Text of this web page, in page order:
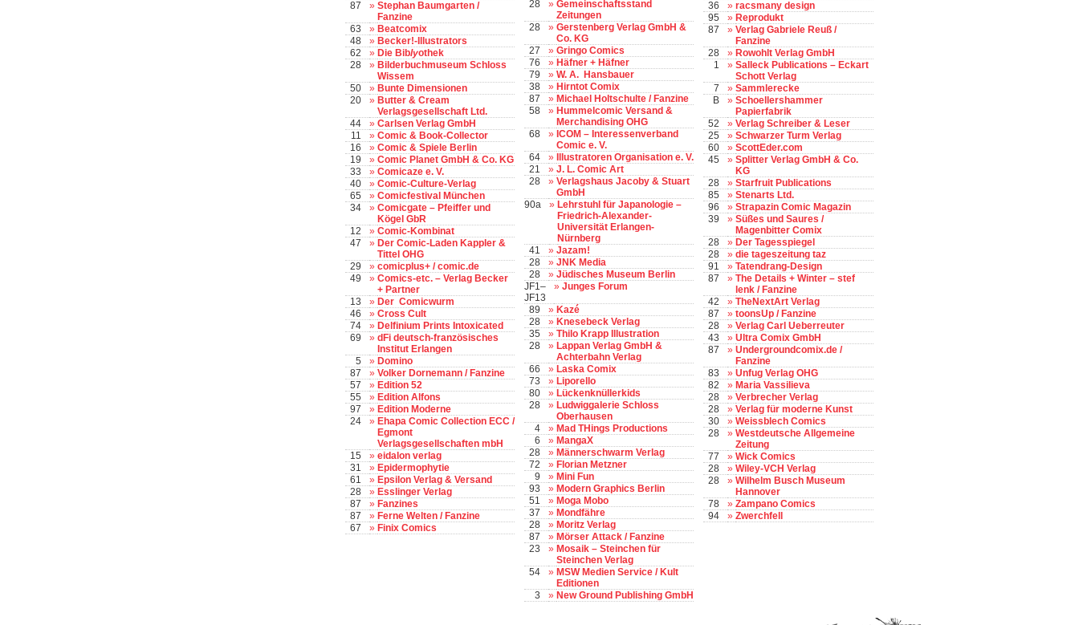
87
» Stephan Baumgarten /
Fanzine
63
» Beatcomix
48
» Becker!-Illustrators
62
» Die Biblyothek
28
» Bilderbuchmuseum Schloss
Wissem
50
» Bunte Dimensionen
20
» Butter & Cream
Verlagsgesellschaft Ltd.
44
» Carlsen Verlag GmbH
11
» Comic & Book-Collector
16
» Comic & Spiele Berlin
19
» Comic Planet GmbH & Co. KG
33
» Comicaze e. V.
40
» Comic-Culture-Verlag
65
» Comicfestival München
34
» Comicgate – Pfeiffer und
Kögel GbR
12
» Comic-Kombinat
47
» Der Comic-Laden Kappler &
Tittel OHG
29
» comicplus+ / comic.de
49
» Comics-etc. – Verlag Becker
+ Partner
13
» Der Comicwurm
46
» Cross Cult
74
» Delfinium Prints Intoxicated
69
» dFi deutsch-französisches
Institut Erlangen
5
» Domino
87
» Volker Dornemann / Fanzine
57
» Edition 52
55
» Edition Alfons
97
» Edition Moderne
24
» Ehapa Comic Collection ECC /
Egmont
Verlagsgesellschaften mbH
15
» eidalon verlag
31
» Epidermophytie
61
» Epsilon Verlag & Versand
28
» Esslinger Verlag
87
» Fanzines
87
» Ferne Welten / Fanzine
67
» Finix Comics
28
» Gemeinschaftsstand
Zeitungen
28
» Gerstenberg Verlag GmbH &
Co. KG
27
» Gringo Comics
76
» Häfner + Häfner
79
» W. A. Hansbauer
38
» Hirntot Comix
87
» Michael Holtschulte / Fanzine
58
» Hummelcomic Versand &
Merchandising OHG
68
» ICOM – Interessenverband
Comic e. V.
64
»
Illustratoren Organisation e. V.
21
» J. L. Comic Art
28
» Verlagshaus Jacoby & Stuart
GmbH
90a
» Lehrstuhl für Japanologie –
Friedrich-Alexander-
Universität Erlangen-
Nürnberg
41
» Jazam!
28
» JNK Media
28
» Jüdisches Museum Berlin
JF1–
JF13
» Junges Forum
89 » Kazé
28
» Knesebeck Verlag
35
» Thilo Krapp Illustration
28
» Lappan Verlag GmbH &
Achterbahn Verlag
66
» Laska Comix
73
» Liporello
80
» Lückenknüllerkids
28
» Ludwiggalerie Schloss
Oberhausen
4
» Mad THings Productions
6
» MangaX
28
» Männerschwarm Verlag
72
» Florian Metzner
9
» Mini Fun
93
» Modern Graphics Berlin
51
» Moga Mobo
37
» Mondfähre
28
» Moritz Verlag
87
» Mörser Attack / Fanzine
23
» Mosaik – Steinchen für
Steinchen Verlag
54
» MSW Medien Service / Kult
Editionen
3
» New Ground Publishing GmbH
36
» racsmany design
95
» Reprodukt
87
» Verlag Gabriele Reuß /
Fanzine
28
» Rowohlt Verlag GmbH
1
» Salleck Publications – Eckart
Schott Verlag
7
» Sammlerecke
B
» Schoellershammer
Papierfabrik
52
» Verlag Schreiber & Leser
25
» Schwarzer Turm Verlag
60
» ScottEder.com
45
» Splitter Verlag GmbH & Co.
KG
28
» Starfruit Publications
85
» Stenarts Ltd.
96
» Strapazin Comic Magazin
39
» Süßes und Saures /
Magenbitter Comix
28
» Der Tagesspiegel
28
» die tageszeitung taz
91
» Tatendrang-Design
87
» The Details + Winter – stef
lenk / Fanzine
42
» TheNextArt Verlag
87
» toonsUp / Fanzine
28
» Verlag Carl Ueberreuter
43
» Ultra Comix GmbH
87
» Undergroundcomix.de /
Fanzine
83
» Unfug Verlag OHG
82
» Maria Vassilieva
28
» Verbrecher Verlag
28
» Verlag für moderne Kunst
30
» Weissblech Comics
28
» Westdeutsche Allgemeine
Zeitung
77
» Wick Comics
28
» Wiley-VCH Verlag
28
» Wilhelm Busch Museum
Hannover
78
» Zampano Comics
94
» Zwerchfell